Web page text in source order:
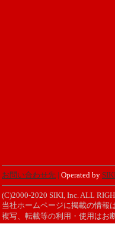
お問い合わせ先 Operated by
(C)2000-2020 SIKI, Inc. ALL
当社ホームページに掲載の情報
複写、転載等の利用・使用はお